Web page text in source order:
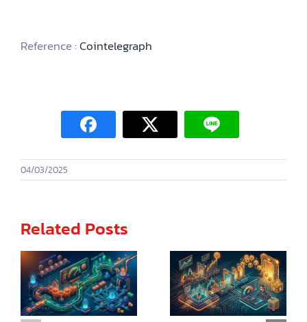
Reference :Cointelegraph
04/03/2025
Related Posts